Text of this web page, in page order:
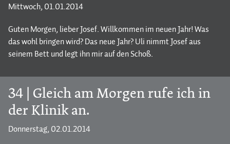
Mittwoch, 01.01.2014
Guten Morgen, lieber Josef. Willkommen im neuen Jahr! Was
das wohl bringen wird? Das neue Jahr? Uli nimmt Josef aus
seinem Bett und legt ihn mir auf den Schoß.
34 | Gleich am Morgen rufe ich in
der Klinik an.
Donnerstag, 02.01.2014